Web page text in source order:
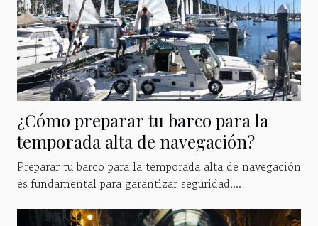
¿Cómo preparar tu barco para la
temporada alta de navegación?
Preparar tu barco para la temporada alta de navegación
es fundamental para garantizar seguridad,...